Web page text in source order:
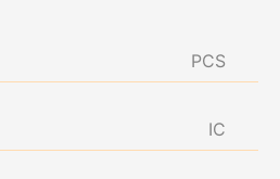
PCS
IC